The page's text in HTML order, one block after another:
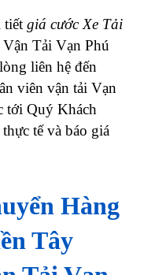
tiết giá cước Xe Tải
Tải Vạn Phú
liên hệ đến
viên vận tải Vạn
tới Quý Khách
tế và báo giá
Hàng
Tây